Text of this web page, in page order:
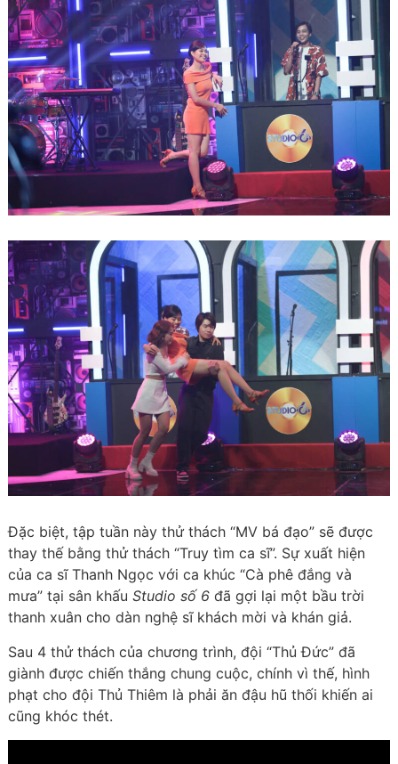
Đặc biệt, tập tuần này thử thách “MV bá đạo” sẽ được
thay thế bằng thử thách “Truy tìm ca sĩ”. Sự xuất hiện
của ca sĩ Thanh Ngọc với ca khúc “Cà phê đắng và
mưa” tại sân khấu Studio số 6đã gợi lại một bầu trời
thanh xuân cho dàn nghệ sĩ khách mời và khán giả.
Sau 4 thử thách của chương trình, đội “Thủ Đức” đã
giành được chiến thắng chung cuộc, chính vì thế, hình
phạt cho đội Thủ Thiêm là phải ăn đậu hũ thối khiến ai
cũng khóc thét.